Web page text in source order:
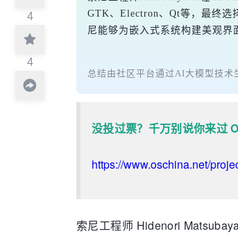
4
4
GTK、Electron、Qt等，最终选
尼能够为嵌入式系统构建美观界
总结由社区平台通过AI大模型技术
没投过票？千万别说你来过
https://www.oschina.net/
索尼工程师 Hidenori